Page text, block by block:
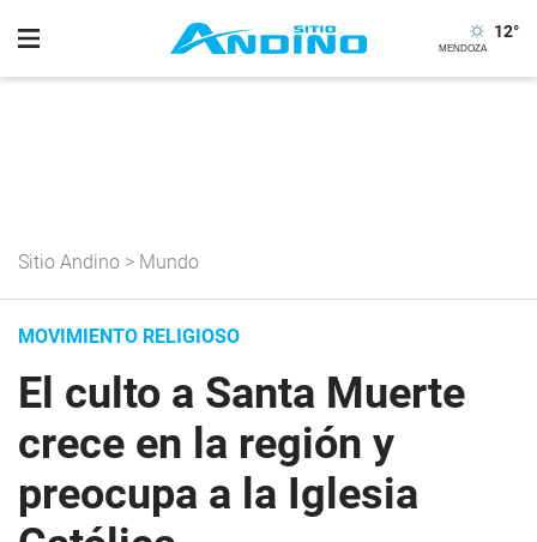
12°
Sitio Andino > Mundo
MOVIMIENTO RELIGIOSO
El culto a Santa Muerte
crece en la región y
preocupa a la Iglesia